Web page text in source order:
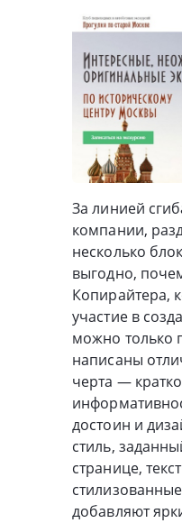
За линией
компании,
несколько
выгодно,
Копирайтера,
участие в
можно только
написаны
черта —
достоин и
стиль,
странице,
добавляют